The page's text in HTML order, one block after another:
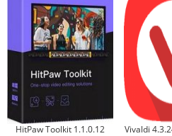
HitPaw Toolkit 1.1.0.12 Vivaldi